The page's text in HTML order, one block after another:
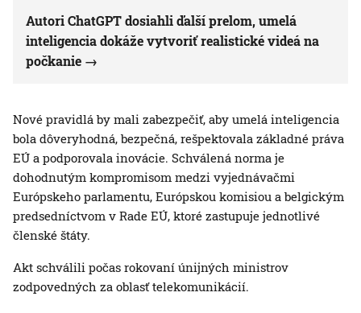
Autori ChatGPT dosiahli ďalší prelom, umelá
inteligencia dokáže vytvoriť realistické videá na
počkanie
Nové pravidlá by mali zabezpečiť, aby umelá inteligencia
bola dôveryhodná, bezpečná, rešpektovala základné práva
EÚ a podporovala inovácie. Schválená norma je
dohodnutým kompromisom medzi vyjednávačmi
Európskeho parlamentu, Európskou komisiou a belgickým
predsedníctvom v Rade EÚ, ktoré zastupuje jednotlivé
členské štáty.
Akt schválili počas rokovaní únijných ministrov
zodpovedných za oblasť telekomunikácií.